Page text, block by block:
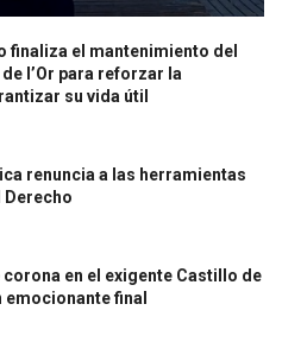
finaliza el mantenimiento del
l’Or para reforzar la
su vida útil
renuncia a las herramientas
Derecho
en el exigente Castillo de
emocionante final